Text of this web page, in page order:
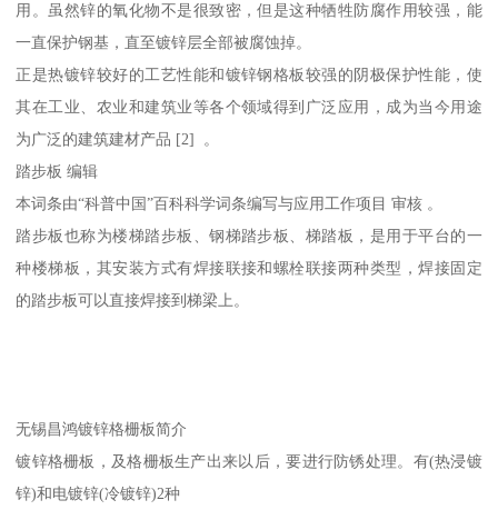
用。虽然锌的氧化物不是很致密，但是这种牺牲防腐作用较强，能
一直保护钢基，直至镀锌层全部被腐蚀掉。
正是热镀锌较好的工艺性能和镀锌钢格板较强的阴极保护性能，使
其在工业、农业和建筑业等各个领域得到广泛应用，成为当今用途
为广泛的建筑建材产品 [2] 。
踏步板 编辑
本词条由“科普中国”百科科学词条编写与应用工作项目 审核 。
踏步板也称为楼梯踏步板、钢梯踏步板、梯踏板，是用于平台的一
种楼梯板，其安装方式有焊接联接和螺栓联接两种类型，焊接固定
的踏步板可以直接焊接到梯梁上。
无锡昌鸿镀锌格栅板简介
镀锌格栅板，及格栅板生产出来以后，要进行防锈处理。有(热浸镀
锌)和电镀锌(冷镀锌)2种